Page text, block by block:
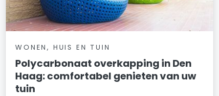
WONEN, HUIS EN TUIN
Polycarbonaat overkapping in Den
Haag: comfortabel genieten van uw
tuin